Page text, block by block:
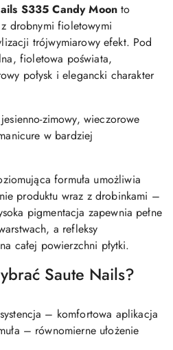
S335 Candy Moon to
drobnymi fioletowymi
trójwymiarowy efekt. Pod
fioletowa poświata,
połysk i elegancki charakter
zimowy, wieczorowe
w bardziej
formuła umożliwia
produktu wraz z drobinkami –
pigmentacja zapewnia pełne
a refleksy
całej powierzchni płytki.
Saute Nails?
– komfortowa aplikacja
– równomierne ułożenie